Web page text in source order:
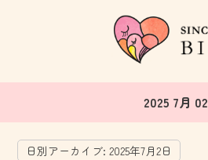
2025 7月 02
日別アーカイブ:2025年7月2日